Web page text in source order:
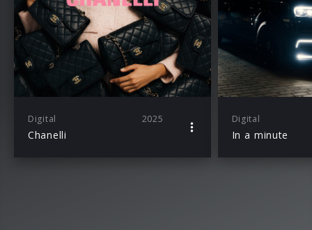
Digital 2025
Chanelli
Digital
In a minute